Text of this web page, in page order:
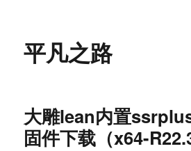
平凡之路
大雕lean内置
固件下载（x64-